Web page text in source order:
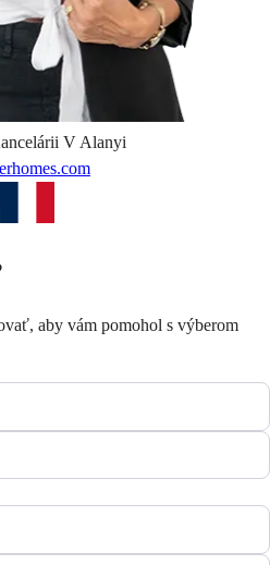
V Alanyi
aby vám pomohol s výberom